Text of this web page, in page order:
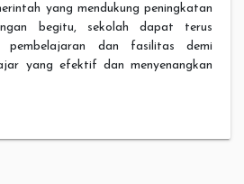
yang mendukung peningkatan
begitu, sekolah dapat terus
pembelajaran dan fasilitas demi
yang efektif dan menyenangkan